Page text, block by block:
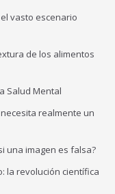
vasto escenario
de los alimentos
Salud Mental
realmente un
una imagen es falsa?
la revolución científica